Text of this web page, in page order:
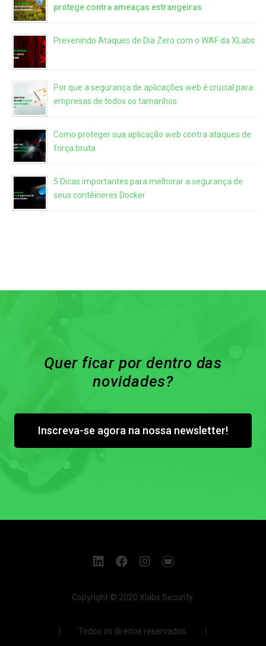
protege contra ameaças estrangeiras
Prevenindo Ataques de Dia Zero com o WAF da XLabs
Por que a segurança de aplicações web é crucial para
empresas de todos os tamanhos
Como proteger sua aplicação web contra ataques de
força bruta
5 Dicas importantes para melhorar a segurança de
seus contêineres Docker
Quer ficar por dentro das
novidades?
Inscreva-se agora na nossa newsletter!
Copyright © 2020 Xlabs Security.
| Todos os direitos reservados. |